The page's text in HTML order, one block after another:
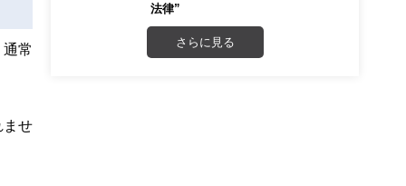
常
ませ
法律”
さらに見る